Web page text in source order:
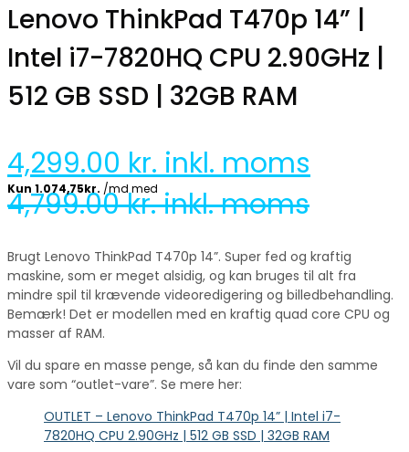
Lenovo ThinkPad T470p 14” |
Intel i7-7820HQ CPU 2.90GHz |
512 GB SSD | 32GB RAM
4,299.00 kr. inkl. moms
4,799.00kr. inkl. moms
Brugt Lenovo ThinkPad T470p 14”. Super fed og kraftig
maskine, som er meget alsidig, og kan bruges til alt fra
mindre spil til krævende videoredigering og billedbehandling.
Bemærk! Det er modellen med en kraftig quad core CPU og
masser af RAM.
Vil du spare en masse penge, så kan du finde den samme
vare som “outlet-vare”. Se mere her:
OUTLET – Lenovo ThinkPad T470p 14” | Intel i7-
7820HQ CPU 2.90GHz | 512 GB SSD | 32GB RAM